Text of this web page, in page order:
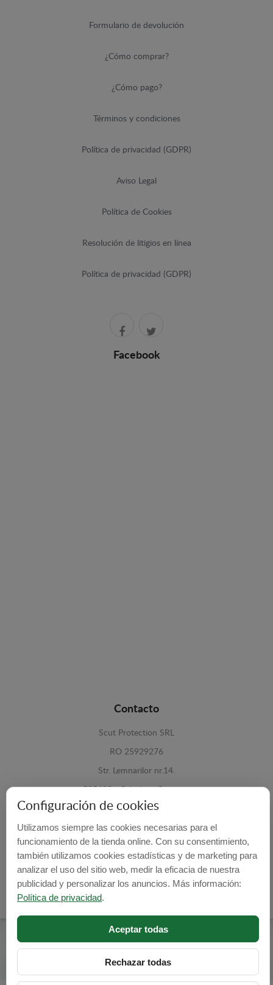
Formulario de devolución
¿Cómo comprar?
¿Cómo pago?
Términos y condiciones
Política de privacidad (GDPR)
Aviso Legal
Política de Cookies
Resolución de litigios en línea
Política de privacidad (GDPR)
Facebook
Contacto
Scut Protection SRL
RO 25929276
Str. Lemnarilor nr.14.
535600 - Odorheiu Secuiesc
Harghita, Romania
E-mail: info@cubrecarter.com
Site: www.cubrecarter.com
Cubre Carter -© 2026
Configuración de cookies
Utilizamos siempre las cookies necesarias para el
funcionamiento de la tienda online. Con su consentimiento,
también utilizamos cookies estadísticas y de marketing para
analizar el uso del sitio web, medir la eficacia de nuestra
publicidad y personalizar los anuncios. Más información:
Política de privacidad.
Aceptar todas
Rechazar todas